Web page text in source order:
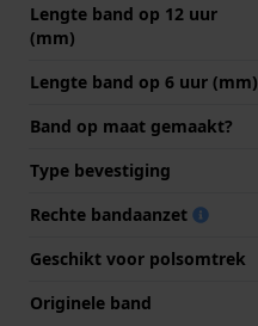
Lengte band op 12 uur
(mm)
Lengte band op 6 uur (mm)
Band op maat gemaakt?
Type bevestiging
Rechte bandaanzet
Geschikt voor polsomtrek
Originele band